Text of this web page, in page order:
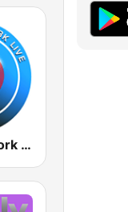
Radio New York Live